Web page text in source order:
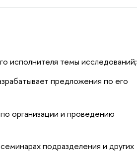
исполнителя темы исследований;
предложения по его
организации и проведению
подразделения и других